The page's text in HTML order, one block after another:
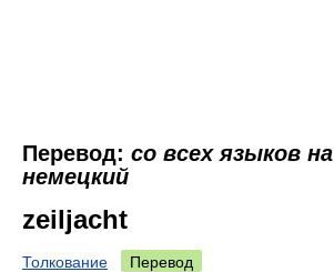
Перевод: со всех языков на
немецкий
zeiljacht
Толкование Перевод